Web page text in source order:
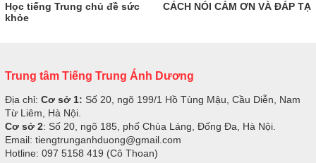
Học tiếng Trung chủ đề sức
khỏe
CÁCH NÓI CẢM ƠN VÀ ĐÁP TẠ
Trung tâm Tiếng Trung Ánh Dương
Địa chỉ: Cơ sở 1: Số 20, ngõ 199/1 Hồ Tùng Mậu, Cầu Diễn, Nam
Từ Liêm, Hà Nội.
Cơ sở 2: Số 20, ngõ 185, phố Chùa Láng, Đống Đa, Hà Nội.
Email: tiengtrunganhduong@gmail.com
Hotline: 097 5158 419 (Cô Thoan)